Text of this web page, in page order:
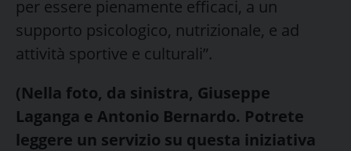
per essere pienamente efficaci, a un
supporto psicologico, nutrizionale, e ad
attività sportive e culturali”.
(Nella foto, da sinistra, Giuseppe
Laganga e Antonio Bernardo. Potrete
leggere un servizio su questa iniziativa